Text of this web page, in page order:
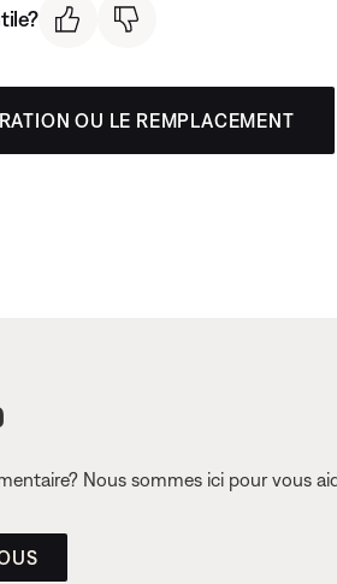
OU LE REMPLACEMENT
Nous sommes ici pour vous